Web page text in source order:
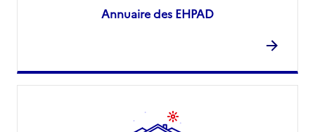
Annuaire des EHPAD